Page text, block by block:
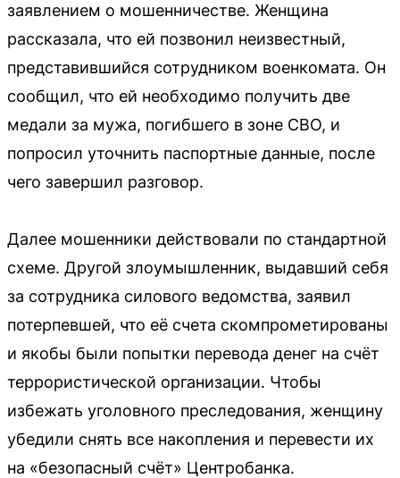
заявлением о мошенничестве. Женщина
рассказала, что ей позвонил неизвестный,
представившийся сотрудником военкомата. Он
сообщил, что ей необходимо получить две
медали за мужа, погибшего в зоне СВО, и
попросил уточнить паспортные данные, после
чего завершил разговор.
Далее мошенники действовали по стандартной
схеме. Другой злоумышленник, выдавший себя
за сотрудника силового ведомства, заявил
потерпевшей, что её счета скомпрометированы
и якобы были попытки перевода денег на счёт
террористической организации. Чтобы
избежать уголовного преследования, женщину
убедили снять все накопления и перевести их
на «безопасный счёт» Центробанка.